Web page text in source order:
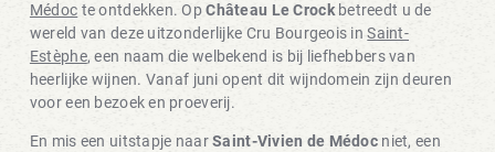
Médoc te ontdekken. OpChâteau Le Crockbetreedt u de
wereld van deze uitzonderlijke Cru Bourgeois inSaint-
Estèphe, een naam die welbekend is bij liefhebbers van
heerlijke wijnen. Vanaf juni opent dit wijndomein zijn deuren
voor een bezoek en proeverij.
En mis een uitstapje naarSaint-Vivien de Médoc niet, een